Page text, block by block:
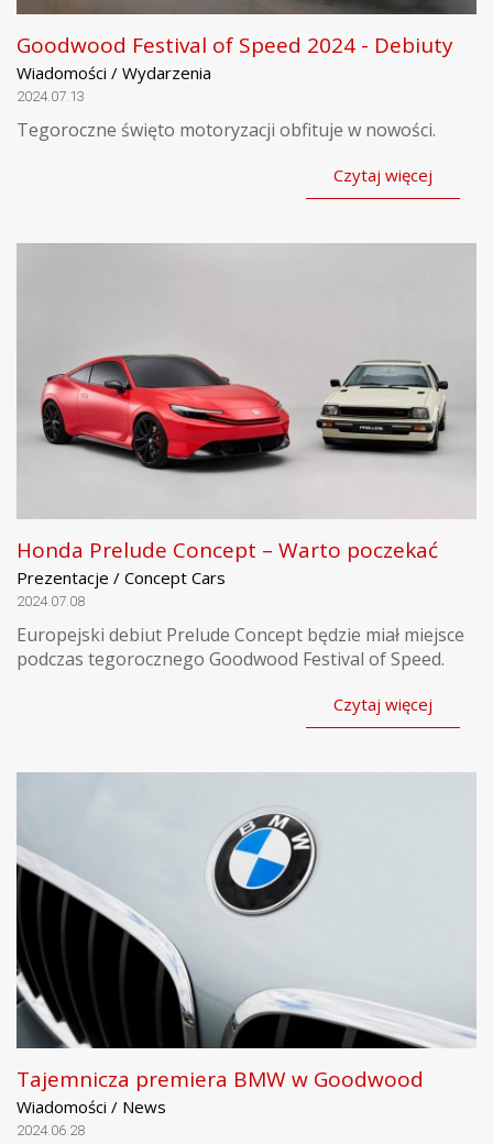
Goodwood Festival of Speed 2024 - Debiuty
Wiadomości / Wydarzenia
2024.07.13
Tegoroczne święto motoryzacji obfituje w nowości.
Czytaj więcej
Honda Prelude Concept – Warto poczekać
Prezentacje / Concept Cars
2024.07.08
Europejski debiut Prelude Concept będzie miał miejsce
podczas tegorocznego Goodwood Festival of Speed.
Czytaj więcej
Tajemnicza premiera BMW w Goodwood
Wiadomości / News
2024.06.28